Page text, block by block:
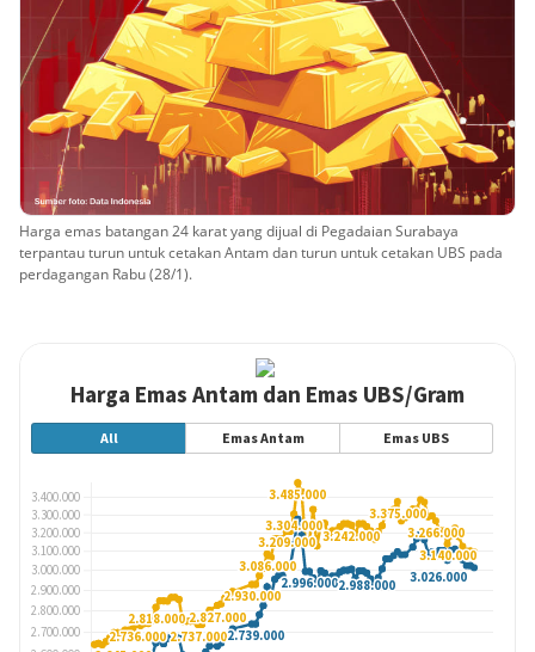
Harga emas batangan 24 karat yang dijual di Pegadaian Surabaya
terpantau turun untuk cetakan Antam dan turun untuk cetakan UBS pada
perdagangan Rabu (28/1).